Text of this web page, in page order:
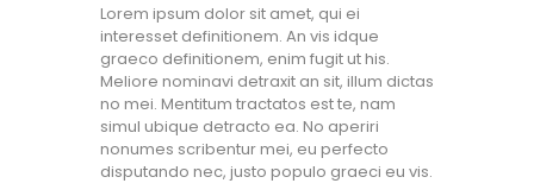
Lorem ipsum dolor sit amet, qui ei
interesset definitionem. An vis idque
graeco definitionem, enim fugit ut his.
Meliore nominavi detraxit an sit, illum dictas
no mei. Mentitum tractatos est te, nam
simul ubique detracto ea. No aperiri
nonumes scribentur mei, eu perfecto
disputando nec, justo populo graeci eu vis.